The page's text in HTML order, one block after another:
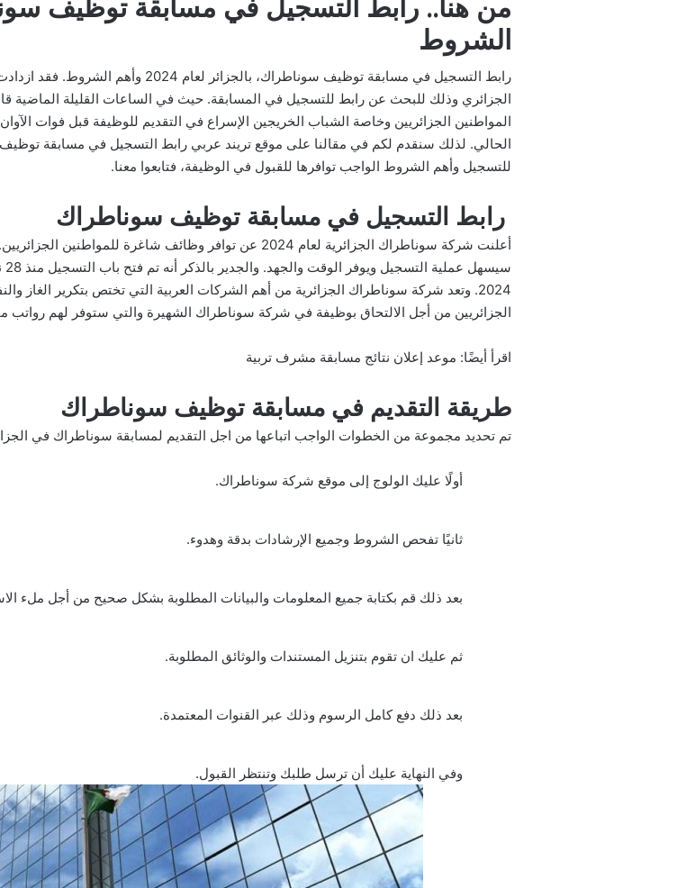
الشروط
رابط التسجيل في مسابقة توظيف
الجزائري وذلك للبحث عن رابط للتسجيل في المسابقة. حيث في الساعات القليلة
الحالي. لذلك سنقدم لكم في مقالنا على موقع تريند عربي رابط التسجيل في مسابقة توظيف
للتسجيل وأهم الشروط الواجب توافرها للقبول في الوظيفة، فتابعوا معنا.
رابط التسجيل في مسابقة توظيف سوناطراك
أعلنت شركة سوناطراك الجزائرية لعام 2024 عن توافر وظائف
2024. وتعد شركة سوناطراك الجزائرية من أهم الشركات العربية التي تختص بتكرير الغاز
الجزائريين من أجل الالتحاق بوظيفة في شركة سوناطراك الشهيرة والتي ستوفر لهم رواتب
اقرأ أيضًا: موعد إعلان نتائج مسابقة مشرف تربية
طريقة التقديم في مسابقة توظيف سوناطراك
تم تحديد مجموعة من الخطوات الواجب اتباعها من اجل التقديم لمسابقة سوناطراك في الجزائر لعام 2024، وهي
أولًا عليك الولوج إلى موقع شركة سوناطراك.
ثانيًا تفحص الشروط وجميع الإرشادات بدقة وهدوء.
بعد ذلك قم بكتابة جميع المعلومات والبيانات المطلوبة بشكل صحيح من أجل ملء
ثم عليك ان تقوم بتنزيل المستندات والوثائق المطلوبة.
بعد ذلك دفع كامل الرسوم وذلك عبر القنوات المعتمدة.
وفي النهاية عليك أن ترسل طلبك وتنتظر القبول.